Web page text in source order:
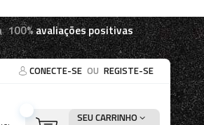
100%avaliações positivas
CONECTE-SE OU REGISTE-SE
SEU CARRINHO